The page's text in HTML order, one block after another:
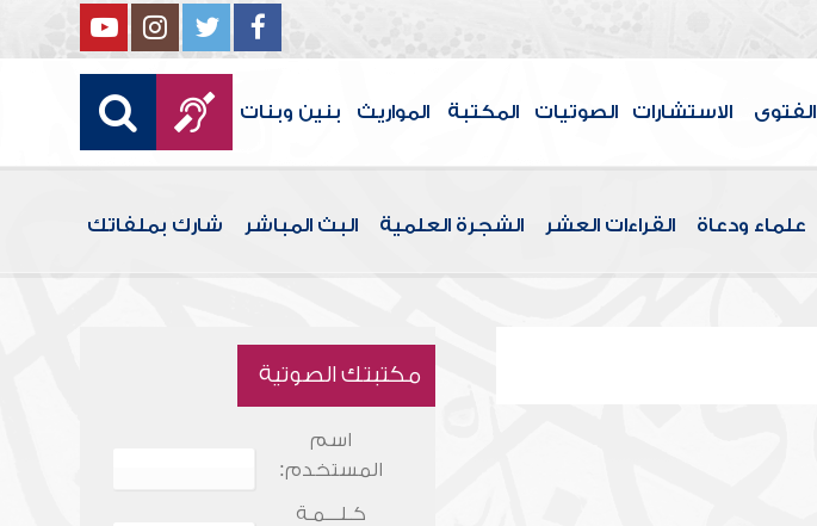
الفتوى الاستشارات الصوتيات المكتبة المواريث بنين وبنات
علماء ودعاة القراءات العشر الشجرة العلمية البث المباشر شارك بملفاتك
مكتبتك الصوتية
اسم
المستخدم:
كـلـــمـة